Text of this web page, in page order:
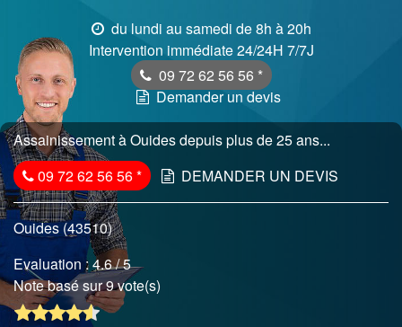
du lundi au samedi de 8h à 20h
Intervention immédiate 24/24H 7/7J
09 72 62 56 56 *
Demander un devis
Assainissement à Ouides depuis plus de 25 ans...
09 72 62 56 56* DEMANDER UN DEVIS
Ouides (43510)
Evaluation :4.6/ 5
Note basé sur 9 vote(s)